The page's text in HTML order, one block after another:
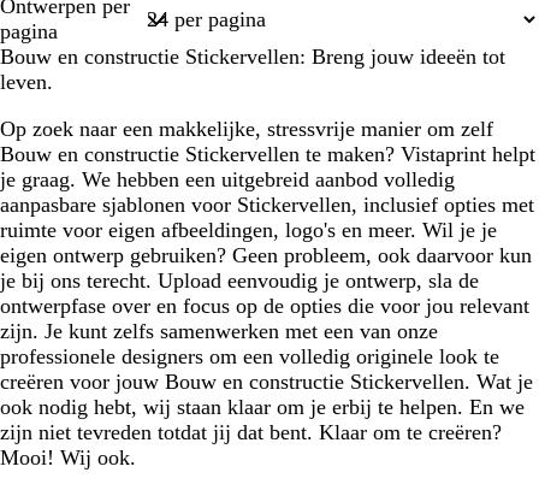
Ontwerpen per
pagina
Bouw en constructie Stickervellen: Breng jouw ideeën tot
leven.
Op zoek naar een makkelijke, stressvrije manier om zelf
Bouw en constructie Stickervellen te maken? Vistaprint helpt
je graag. We hebben een uitgebreid aanbod volledig
aanpasbare sjablonen voor Stickervellen, inclusief opties met
ruimte voor eigen afbeeldingen, logo's en meer. Wil je je
eigen ontwerp gebruiken? Geen probleem, ook daarvoor kun
je bij ons terecht. Upload eenvoudig je ontwerp, sla de
ontwerpfase over en focus op de opties die voor jou relevant
zijn. Je kunt zelfs samenwerken met een van onze
professionele designers om een volledig originele look te
creëren voor jouw Bouw en constructie Stickervellen. Wat je
ook nodig hebt, wij staan klaar om je erbij te helpen. En we
zijn niet tevreden totdat jij dat bent. Klaar om te creëren?
Mooi! Wij ook.